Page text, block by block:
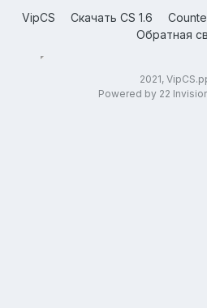
VipCS Скачать CS 1.6
Обратная
2021,
Powered by 22